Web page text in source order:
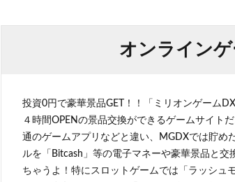
オンライン
投資0円で豪華景品GET！！「ミリオンゲーム
４時間OPENの景品交換ができるゲームサイト
通のゲームアプリなどと違い、MGDXでは貯め
ルを「Bitcash」等の電子マネーや豪華景品と交
ちゃうよ！特にスロットゲームでは「ラッシュ